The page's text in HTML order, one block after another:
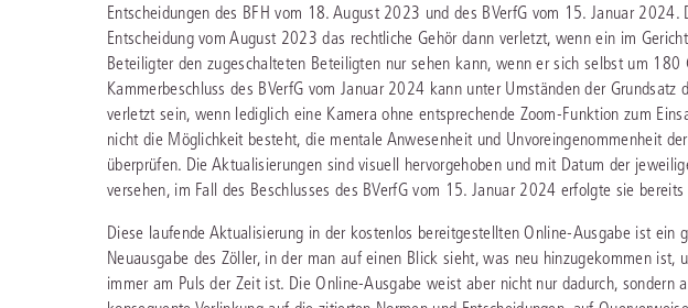
Entscheidungen des BFH vom 18. August 2023 und des BVerfG vom 15. Januar 2024.
Entscheidung vom August 2023 das rechtliche Gehör dann verletzt, wenn ein im
Beteiligter den zugeschalteten Beteiligten nur sehen kann, wenn er sich selbst um 180
Kammerbeschluss des BVerfG vom Januar 2024 kann unter Umständen der Grundsatz
verletzt sein, wenn lediglich eine Kamera ohne entsprechende Zoom-Funktion zum
nicht die Möglichkeit besteht, die mentale Anwesenheit und Unvoreingenommenheit
überprüfen. Die Aktualisierungen sind visuell hervorgehoben und mit Datum der
versehen, im Fall des Beschlusses des BVerfG vom 15. Januar 2024 erfolgte sie
Diese laufende Aktualisierung in der kostenlos bereitgestellten Online-Ausgabe ist ein
Neuausgabe des Zöller, in der man auf einen Blick sieht, was neu hinzugekommen ist,
immer am Puls der Zeit ist. Die Online-Ausgabe weist aber nicht nur dadurch, sondern